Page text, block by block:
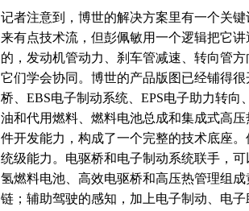
记者注意到，博世的解决方案里有一个关
来有点技术流，但彭佩敏用一个逻辑把它
的，发动机管动力、刹车管减速、转向管
它们学会协同。博世的产品版图已经铺得
桥、EBS电子制动系统、EPS电子助力转
油和代用燃料、燃料电池总成和集成式高
件开发能力，构成了一个完整的技术底座
统级能力。电驱桥和电子制动系统联手，
氢燃料电池、高效电驱桥和高压热管理组
链；辅助驾驶的感知，加上电子制动、电